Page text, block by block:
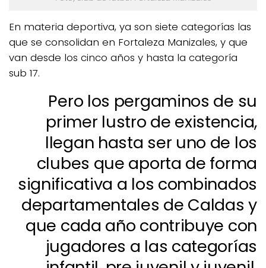
En materia deportiva, ya son siete categorías las
que se consolidan en Fortaleza Manizales, y que
van desde los cinco años y hasta la categoría
sub 17.
Pero los pergaminos de su
primer lustro de existencia,
llegan hasta ser uno de los
clubes que aporta de forma
significativa a los combinados
departamentales de Caldas y
que cada año contribuye con
jugadores a las categorías